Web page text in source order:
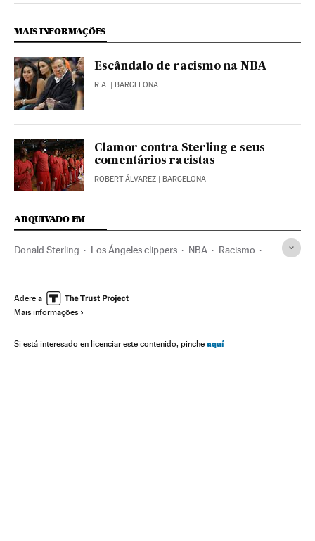
MAIS INFORMAÇÕES
Escândalo de racismo na NBA
R.A. | BARCELONA
Clamor contra Sterling e seus
comentários racistas
ROBERT ÁLVAREZ | BARCELONA
ARQUIVADO EM
Donald Sterling Los Ángeles clippers NBA Racismo
Problemas sociais Times esportes
Adere a
Mais informações
Si está interesado en licenciar este contenido, pinche aquí